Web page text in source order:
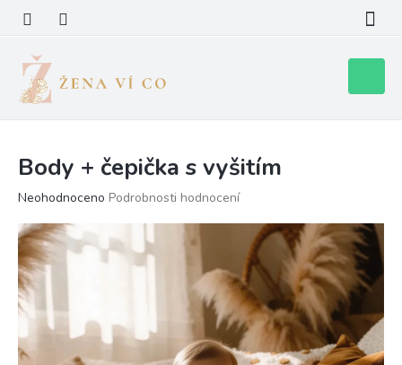
obsah
košík
Body + čepička s vyšitím
Průměrné
produktu
je
0,0
z
5
hvězdiček.
Neohodnoceno Podrobnosti hodnocení